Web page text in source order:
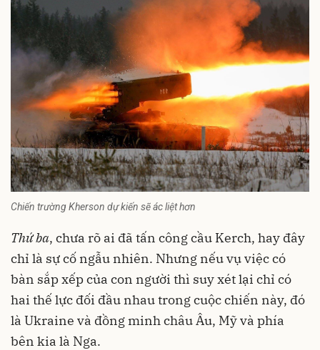
Chiến trường Kherson dự kiến sẽ ác liệt hơn
Thứ ba, chưa rõ ai đã tấn công cầu Kerch, hay đây
chỉ là sự cố ngẫu nhiên. Nhưng nếu vụ việc có
bàn sắp xếp của con người thì suy xét lại chỉ có
hai thế lực đối đầu nhau trong cuộc chiến này, đó
là Ukraine và đồng minh châu Âu, Mỹ và phía
bên kia là Nga.